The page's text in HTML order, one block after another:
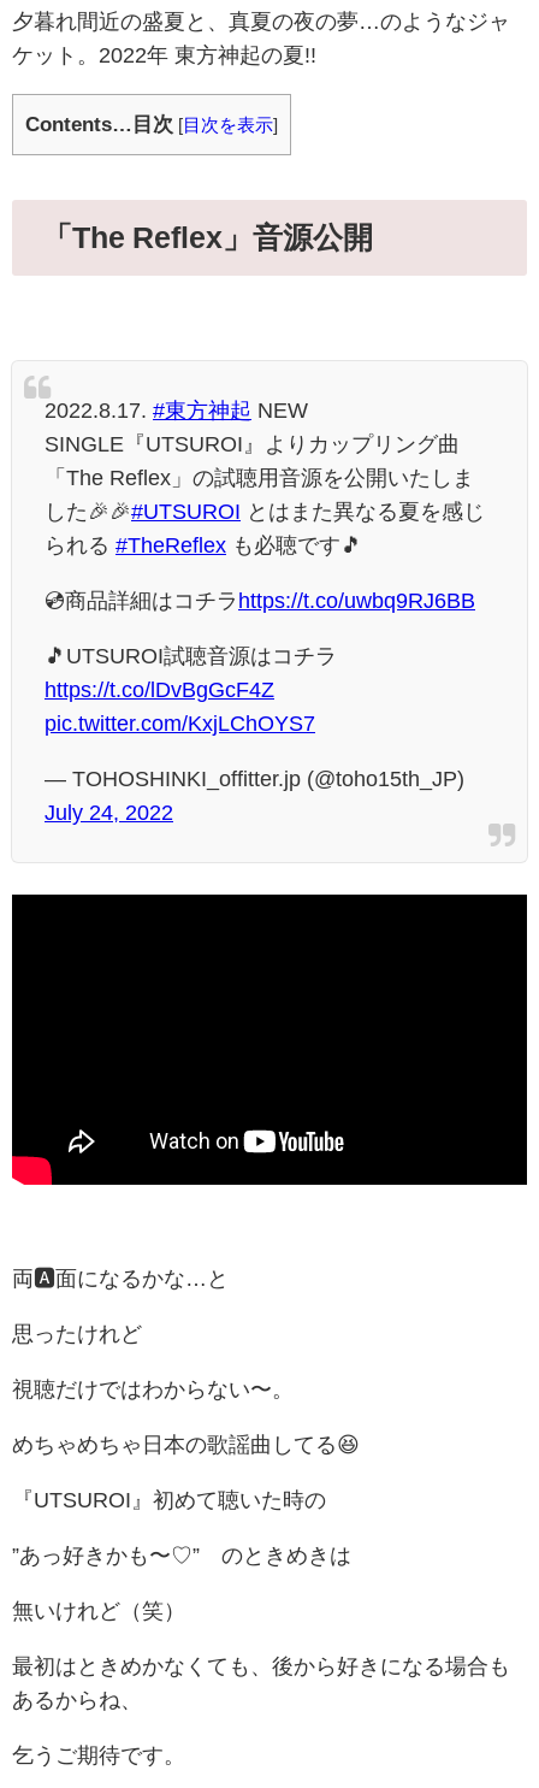
夕暮れ間近の盛夏と、真夏の夜の夢…のようなジャ
ケット。2022年 東方神起の夏!!
Contents…目次 [目次を表示]
「The Reflex」音源公開
2022.8.17. #東方神起 NEW
SINGLE『UTSUROI』よりカップリング曲
「The Reflex」の試聴用音源を公開いたしま
した🎉🎉#UTSUROI とはまた異なる夏を感じ
られる #TheReflex も必聴です🎵
💿商品詳細はコチラ https://t.co/uwbq9RJ6BB
🎵UTSUROI試聴音源はコチラ
https://t.co/lDvBgGcF4Z
pic.twitter.com/KxjLChOYS7
— TOHOSHINKI_offitter.jp (@toho15th_JP)
July 24, 2022
両🅰面になるかな…と
思ったけれど
視聴だけではわからない〜。
めちゃめちゃ日本の歌謡曲してる😆
『UTSUROI』初めて聴いた時の
”あっ好きかも〜♡” のときめきは
無いけれど（笑）
最初はときめかなくても、後から好きになる場合も
あるからね、
乞うご期待です。